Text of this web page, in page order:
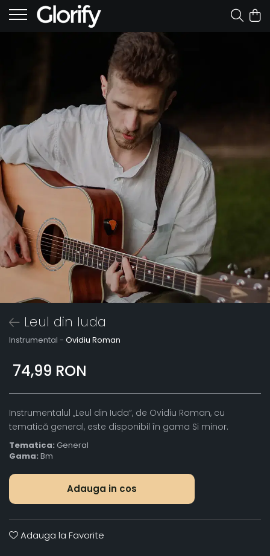
Leul din Iuda
Instrumental - Ovidiu Roman
74,99 RON
Instrumentalul „Leul din Iuda”, de Ovidiu Roman, cu
tematică general, este disponibil în gama Si minor.
Tematica: General
Gama: Bm
Adauga in cos
Adauga la Favorite